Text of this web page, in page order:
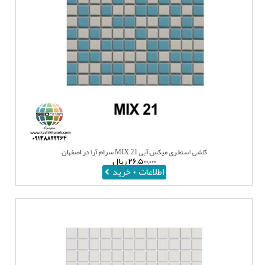
کاشی استخری میکس آبی MIX 21 سرام آرا در اصفهان
۲۶,۵۰۰,۰۰۰ریال
اطلاعات + خرید